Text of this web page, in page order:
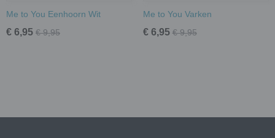
Me to You Eenhoorn Wit
€ 6,95 € 9,95
Me to You Varken
€ 6,95 € 9,95